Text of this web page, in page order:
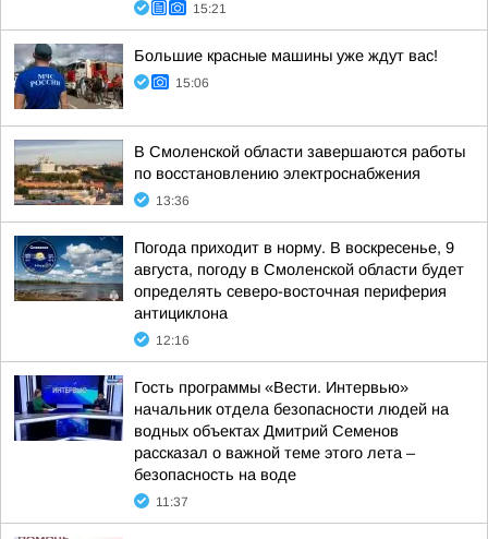
15:21
Большие красные машины уже ждут вас!
15:06
В Смоленской области завершаются работы
по восстановлению электроснабжения
13:36
Погода приходит в норму. В воскресенье, 9
августа, погоду в Смоленской области будет
определять северо-восточная периферия
антициклона
12:16
Гость программы «Вести. Интервью»
начальник отдела безопасности людей на
водных объектах Дмитрий Семенов
рассказал о важной теме этого лета –
безопасность на воде
11:37